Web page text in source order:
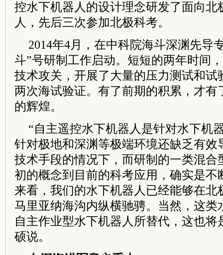
控水下机器人的设计理念研发了面向北
人，先后三次参加北极科考。
2014年4月，在中科院海斗深渊先导
斗”号研制工作启动。短短的两年时间
技术攻关，开展了大量的压力测试和试
两次海试验证。有了前期的积累，才有
的辉煌。
“自主遥控水下机器人是针对水下机
针对极地和深渊等极端环境还缺乏有效
技术手段的情况下，而研制的一类混合
初的概念到目前的科考应用，确实是不
来看，我们的水下机器人已经能够在北
马里亚纳海沟内纵横驰骋。当然，这类
自主作业型水下机器人所替代，这也将
硕说。